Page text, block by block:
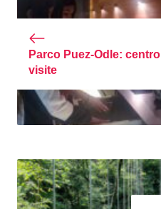
Parco Puez-Odle: centro
visite